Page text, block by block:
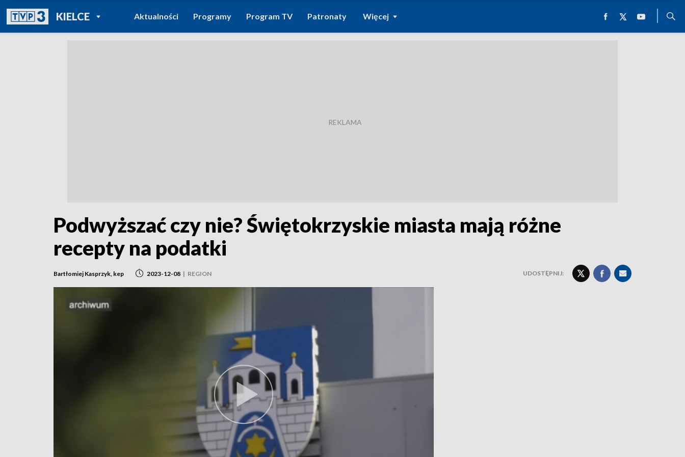
KIELCEPOWRÓT DO
TVP REGIONY
Aktualności Programy Program TV Patronaty Więcej
Podwyższać czy nie? Świętokrzyskie miasta mają różne
recepty na podatki
Bartłomiej Kasprzyk, kep 2023-12-08 | REGION UDOSTĘPNIJ: